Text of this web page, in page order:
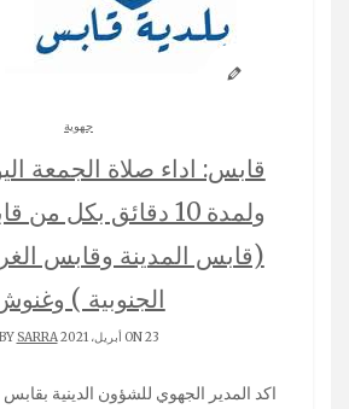
جهوية
قابس: اداء صلاة الجمعة
ولمدة 10 دقائق بكل
(قابس المدينة وقابس
الجنوبية )
ON 23 أبريل، 2021 BY SARRA
اكد المدير الجهوي للشؤون الدينية بقابس البشير الغيلوفي